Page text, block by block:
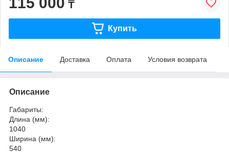
₸
Купить
Описание Доставка Оплата Условия возврата
Описание
Габариты:
Длина (мм):
1040
Ширина (мм):
540